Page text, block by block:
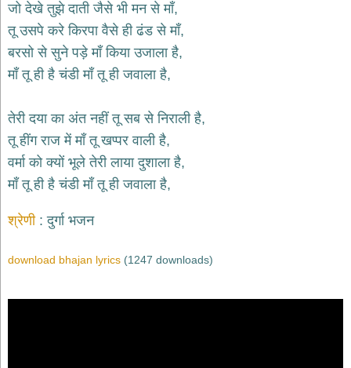
हनुमान
भजन
hanuman
bhajans
साईं
sai
bhajans
जैन
भजन
jain
bhajans
दुर्गा
bhajans
भजन
जो देखे तुझे दाती जैसे भी मन से माँ,
तू उसपे करे किरपा वैसे ही ढंड से माँ,
बरसो से सुने पड़े माँ किया उजाला है,
माँ तू ही है चंडी माँ तू ही जवाला है,
तेरी दया का अंत नहीं तू सब से निराली है,
तू हींग राज में माँ तू खप्पर वाली है,
वर्मा को क्यों भूले तेरी लाया दुशाला है,
माँ तू ही है चंडी माँ तू ही जवाला है,
श्रेणी दुर्गा भजन
download bhajan lyrics (1247 downloads)